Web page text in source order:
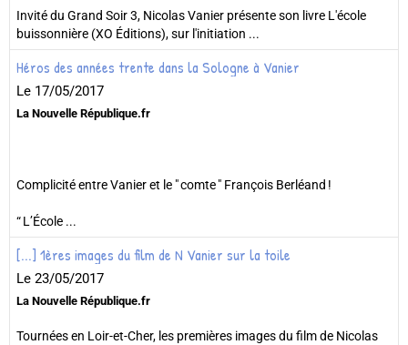
Invité du Grand Soir 3, Nicolas Vanier présente son livre L'école
buissonnière (XO Éditions), sur l'initiation ...
Héros des années trente dans la Sologne à Vanier
Le 17/05/2017
La Nouvelle République.fr
Complicité entre Vanier et le " comte " François Berléand !
“ L’École ...
[...] 1ères images du film de N Vanier sur la toile
Le 23/05/2017
La Nouvelle République.fr
Tournées en Loir-et-Cher, les premières images du film de Nicolas